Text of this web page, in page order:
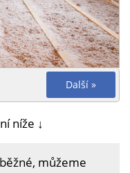
Další »
níže ↓
můžeme